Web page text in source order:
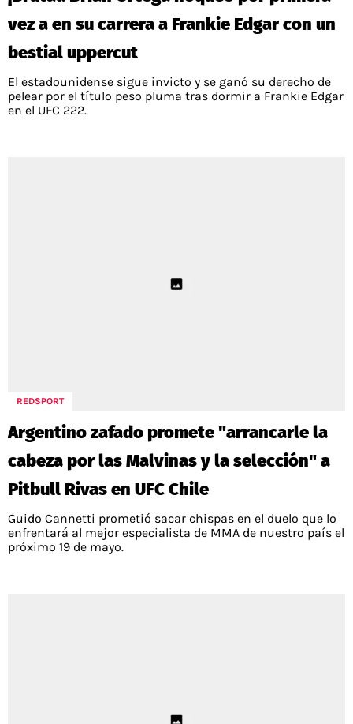
vez a en su carrera a Frankie Edgar con un
bestial uppercut
El estadounidense sigue invicto y se ganó su derecho de
pelear por el título peso pluma tras dormir a Frankie Edgar
en el UFC 222.
REDSPORT
Argentino zafado promete "arrancarle la
cabeza por las Malvinas y la selección" a
Pitbull Rivas en UFC Chile
Guido Cannetti prometió sacar chispas en el duelo que lo
enfrentará al mejor especialista de MMA de nuestro país el
próximo 19 de mayo.